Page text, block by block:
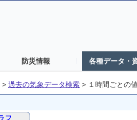
防災情報 各種データ・
> 過去の気象データ検索 > １時間ごとの